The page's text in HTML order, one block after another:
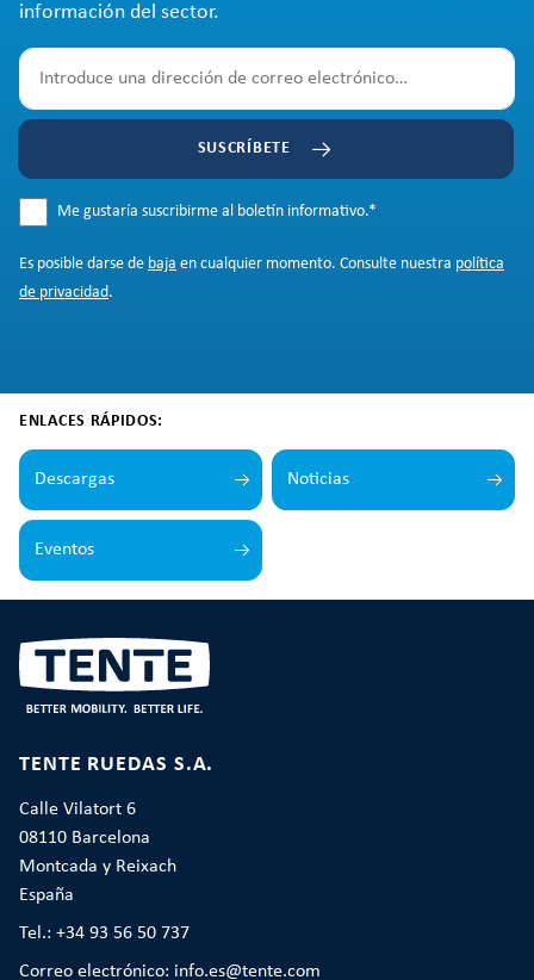
información del sector.
SUSCRÍBETE
Me gustaría suscribirme al boletín informativo.*
Es posible darse de baja en cualquier momento. Consulte nuestra política
de privacidad.
ENLACES RÁPIDOS:
Descargas Noticias
Eventos
TENTE RUEDAS S.A.
Calle Vilatort 6
08110 Barcelona
Montcada y Reixach
España
Tel.: +34 93 56 50 737
Correo electrónico: info.es@tente.com